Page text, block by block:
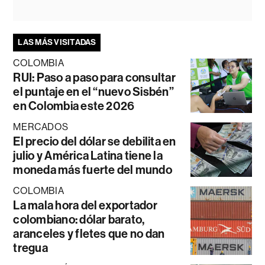
LAS MÁS VISITADAS
COLOMBIA
RUI: Paso a paso para consultar
el puntaje en el “nuevo Sisbén”
en Colombia este 2026
MERCADOS
El precio del dólar se debilita en
julio y América Latina tiene la
moneda más fuerte del mundo
COLOMBIA
La mala hora del exportador
colombiano: dólar barato,
aranceles y fletes que no dan
tregua